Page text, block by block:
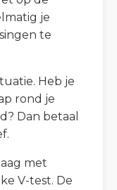
je
te
Heb je
rond je
Dan betaal
met
V-test. De